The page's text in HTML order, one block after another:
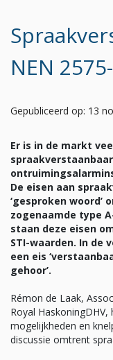
NEN
Gepubliceerd op: 13
Er is in de markt
De eisen aan
‘gesproken
zogenaamde type
staan deze eisen
STI-waarden. In de
een eis
gehoor’.
Rémon de Laak,
Royal
mogelijkheden en
discussie omtrent